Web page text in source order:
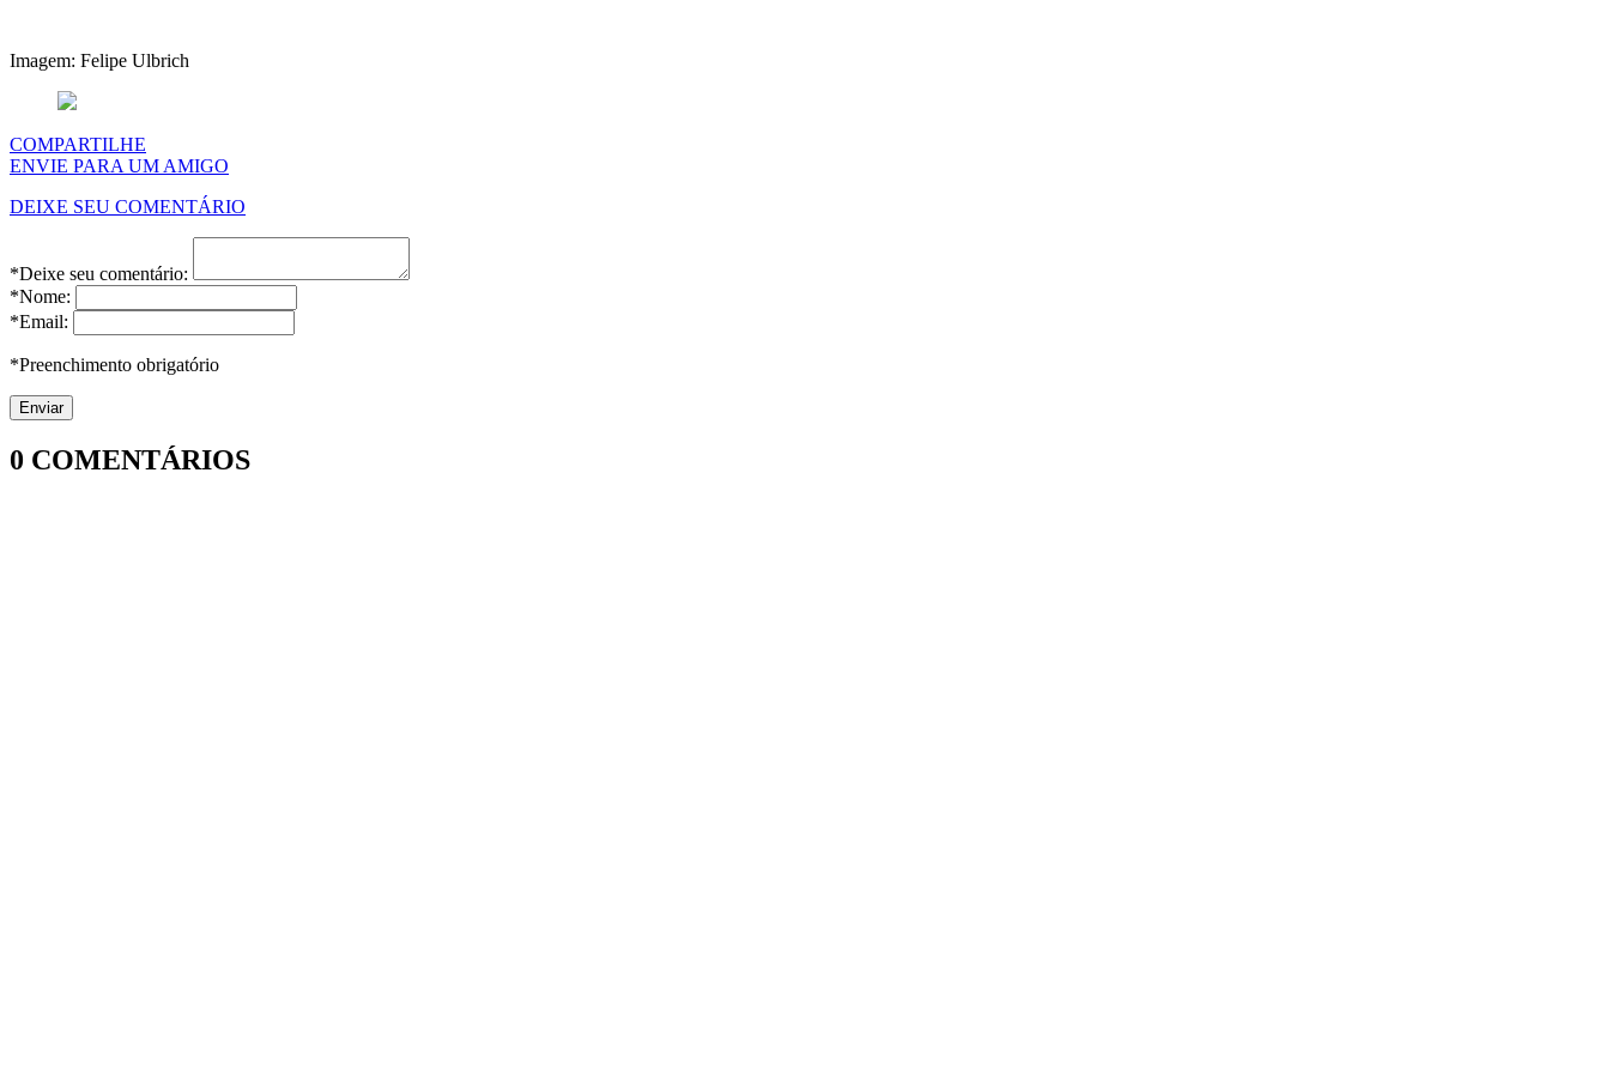
Imagem: Felipe Ulbrich
COMPARTILHE
ENVIE PARA UM AMIGO
DEIXE SEU COMENTÁRIO
*Deixe seu comentário:
*Nome:
*Email:
*Preenchimento obrigatório
0 COMENTÁRIOS